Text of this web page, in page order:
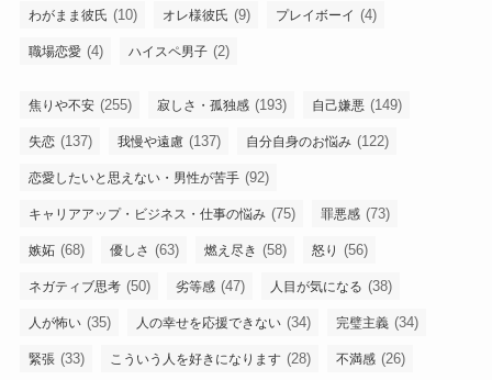
わがまま彼氏 (10) オレ様彼氏 (9) プレイボーイ (4)
職場恋愛 (4) ハイスペ男子 (2)
焦りや不安 (255) 寂しさ・孤独感 (193) 自己嫌悪 (149)
失恋 (137) 我慢や遠慮 (137) 自分自身のお悩み (122)
恋愛したいと思えない・男性が苦手 (92)
キャリアアップ・ビジネス・仕事の悩み (75) 罪悪感 (73)
嫉妬 (68) 優しさ (63) 燃え尽き (58) 怒り (56)
ネガティブ思考 (50) 劣等感 (47) 人目が気になる (38)
人が怖い (35) 人の幸せを応援できない (34) 完璧主義 (34)
緊張 (33) こういう人を好きになります (28) 不満感 (26)